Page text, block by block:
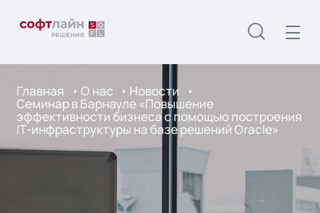
Главная О нас Новости
Семинар в Барнауле «Повышение
эффективности бизнеса с помощью построения
IТ-инфраструктуры на базе решений Oracle»